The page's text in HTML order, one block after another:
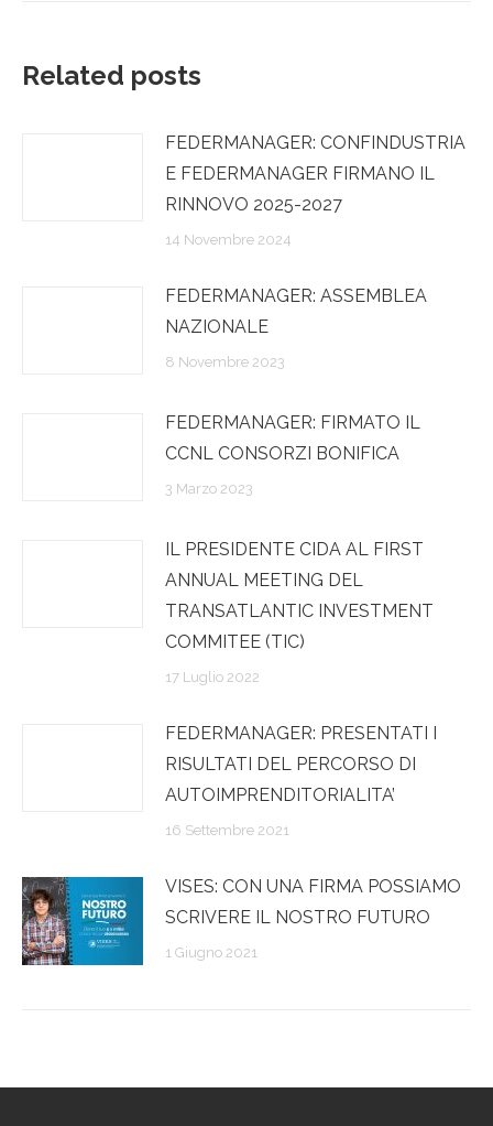
Related posts
FEDERMANAGER: CONFINDUSTRIA
E FEDERMANAGER FIRMANO IL
RINNOVO 2025-2027
14 Novembre 2024
FEDERMANAGER: ASSEMBLEA
NAZIONALE
8 Novembre 2023
FEDERMANAGER: FIRMATO IL
CCNL CONSORZI BONIFICA
3 Marzo 2023
IL PRESIDENTE CIDA AL FIRST
ANNUAL MEETING DEL
TRANSATLANTIC INVESTMENT
COMMITEE (TIC)
17 Luglio 2022
FEDERMANAGER: PRESENTATI I
RISULTATI DEL PERCORSO DI
AUTOIMPRENDITORIALITA’
16 Settembre 2021
VISES: CON UNA FIRMA POSSIAMO
SCRIVERE IL NOSTRO FUTURO
1 Giugno 2021